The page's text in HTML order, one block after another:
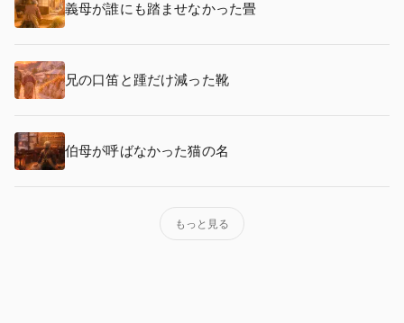
義母が誰にも踏ませなかった畳
兄の口笛と踵だけ減った靴
伯母が呼ばなかった猫の名
もっと見る